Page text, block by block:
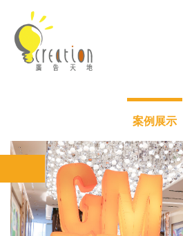
案例展示
Previous